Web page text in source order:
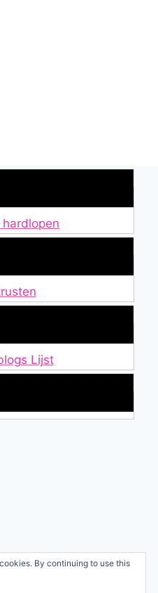
Lijst
© 2026 Ren mama, ren!
By continuing to use this